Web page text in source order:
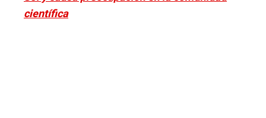
científica